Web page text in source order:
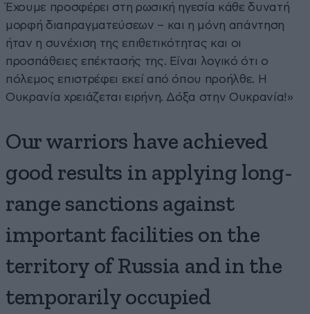
Έχουμε προσφέρει στη ρωσική ηγεσία κάθε δυνατή
μορφή διαπραγματεύσεων – και η μόνη απάντηση
ήταν η συνέχιση της επιθετικότητας και οι
προσπάθειες επέκτασής της. Είναι λογικό ότι ο
πόλεμος επιστρέφει εκεί από όπου προήλθε. Η
Ουκρανία χρειάζεται ειρήνη. Δόξα στην Ουκρανία!»
Our warriors have achieved
good results in applying long-
range sanctions against
important facilities on the
territory of Russia and in the
temporarily occupied